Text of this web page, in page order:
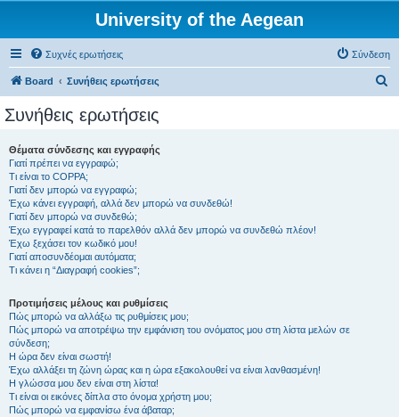
University of the Aegean
Συχνές ερωτήσεις Σύνδεση
Board Συνήθεις ερωτήσεις
Συνήθεις ερωτήσεις
Θέματα σύνδεσης και εγγραφής
Γιατί πρέπει να εγγραφώ;
Τι είναι το COPPA;
Γιατί δεν μπορώ να εγγραφώ;
Έχω κάνει εγγραφή, αλλά δεν μπορώ να συνδεθώ!
Γιατί δεν μπορώ να συνδεθώ;
Έχω εγγραφεί κατά το παρελθόν αλλά δεν μπορώ να συνδεθώ πλέον!
Έχω ξεχάσει τον κωδικό μου!
Γιατί αποσυνδέομαι αυτόματα;
Τι κάνει η “Διαγραφή cookies”;
Προτιμήσεις μέλους και ρυθμίσεις
Πώς μπορώ να αλλάξω τις ρυθμίσεις μου;
Πώς μπορώ να αποτρέψω την εμφάνιση του ονόματος μου στη λίστα μελών σε
σύνδεση;
Η ώρα δεν είναι σωστή!
Έχω αλλάξει τη ζώνη ώρας και η ώρα εξακολουθεί να είναι λανθασμένη!
Η γλώσσα μου δεν είναι στη λίστα!
Τι είναι οι εικόνες δίπλα στο όνομα χρήστη μου;
Πώς μπορώ να εμφανίσω ένα άβαταρ;